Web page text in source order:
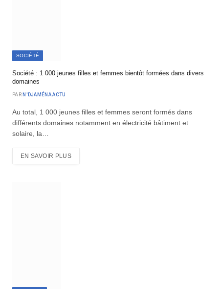
SOCIÉTÉ
Société : 1 000 jeunes filles et femmes bientôt formées dans divers
domaines
PAR N'DJAMÉNA ACTU
Au total, 1 000 jeunes filles et femmes seront formés dans
différents domaines notamment en électricité bâtiment et
solaire, la…
EN SAVOIR PLUS